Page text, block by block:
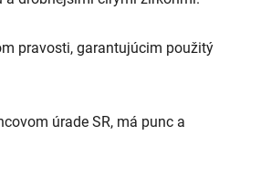
pravosti, garantujúcim použitý
úrade SR, má punc a